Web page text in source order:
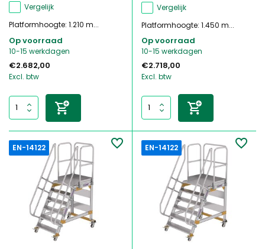
Vergelijk
Platformhoogte: 1.210 m...
Op voorraad
10-15 werkdagen
€2.682,00
Excl. btw
Vergelijk
Platformhoogte: 1.450 m...
Op voorraad
10-15 werkdagen
€2.718,00
Excl. btw
EN-14122 EN-14122